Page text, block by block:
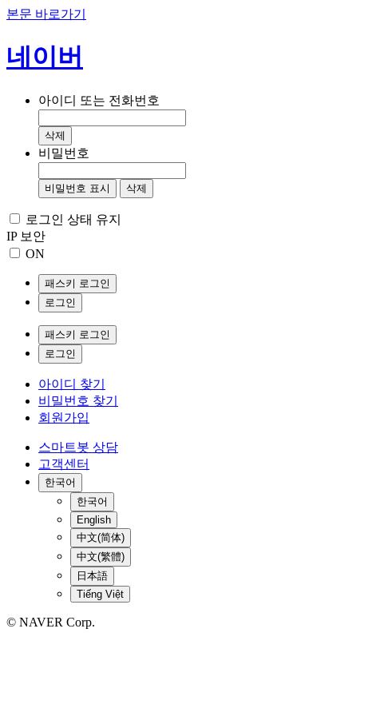
본문 바로가기
네이버
아이디 또는 전화번호
삭제
비밀번호
비밀번호 표시 삭제
로그인 상태 유지
IP 보안
ON
패스키 로그인
로그인
패스키 로그인
로그인
아이디 찾기
비밀번호 찾기
회원가입
스마트봇 상담
고객센터
한국어
한국어
English
中文(简体)
中文(繁體)
日本語
Tiếng Việt
© NAVER Corp.